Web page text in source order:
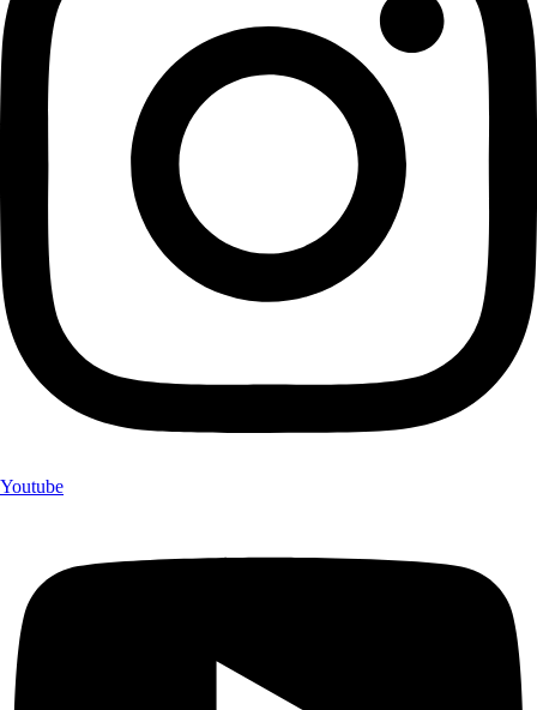
Youtube